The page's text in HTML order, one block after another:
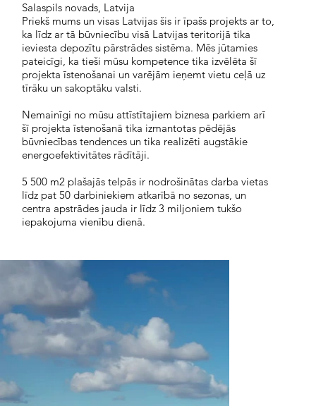
Salaspils novads, Latvija
Priekš mums un visas Latvijas šis ir īpašs projekts ar to,
ka līdz ar tā būvniecību visā Latvijas teritorijā tika
ieviesta depozītu pārstrādes sistēma. Mēs jūtamies
pateicīgi, ka tieši mūsu kompetence tika izvēlēta šī
projekta īstenošanai un varējām ieņemt vietu ceļā uz
tīrāku un sakoptāku valsti.
Nemainīgi no mūsu attīstītajiem biznesa parkiem arī
šī projekta īstenošanā tika izmantotas pēdējās
būvniecības tendences un tika realizēti augstākie
energoefektivitātes rādītāji.
5 500 m2 plašajās telpās ir nodrošinātas darba vietas
līdz pat 50 darbiniekiem atkarībā no sezonas, un
centra apstrādes jauda ir līdz 3 miljoniem tukšo
iepakojuma vienību dienā.